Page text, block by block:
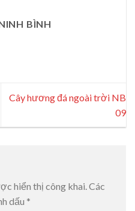
BÌNH
Cây hương đá ngoài trời NB
09
hiển thị công khai. Các
dấu *